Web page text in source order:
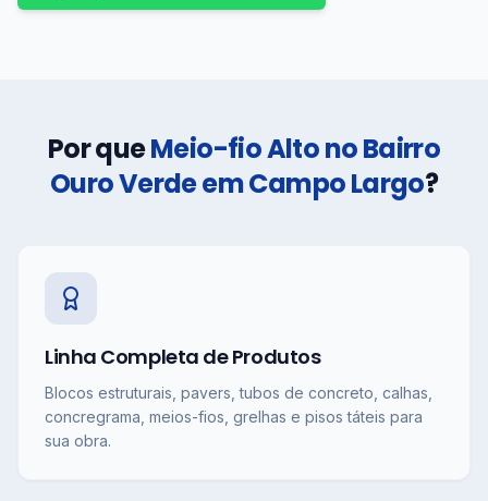
Por queMeio-fio Alto no Bairro
Ouro Verde em Campo Largo?
Linha Completa de Produtos
Blocos estruturais, pavers, tubos de concreto, calhas,
concregrama, meios-fios, grelhas e pisos táteis para
sua obra.